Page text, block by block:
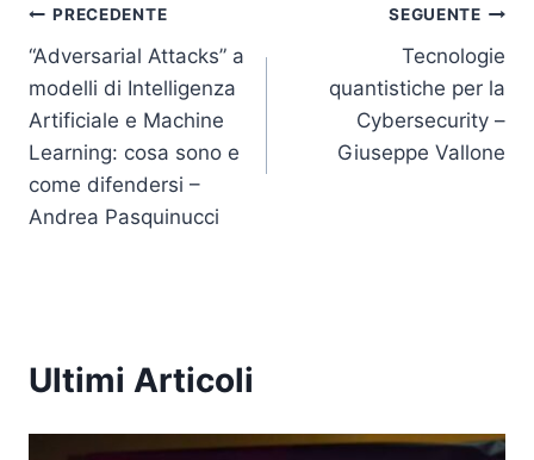
dI
n
b
o
o
k
p
p
Navigazione
articoli
PRECEDENTE
“Adversarial Attacks” a
modelli di Intelligenza
Artificiale e Machine
Learning: cosa sono e
come difendersi –
Andrea Pasquinucci
SEGUENTE
Tecnologie
quantistiche per la
Cybersecurity –
Giuseppe Vallone
Ultimi Articoli